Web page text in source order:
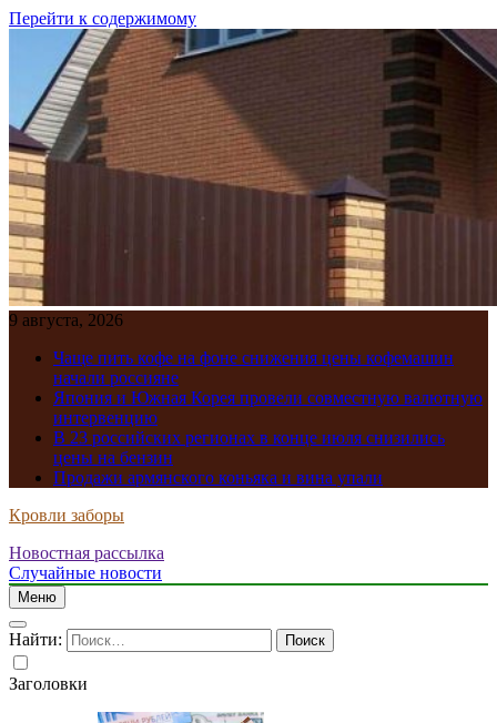
Перейти к содержимому
9 августа, 2026
Чаще пить кофе на фоне снижения цены кофемашин
начали россияне
Япония и Южная Корея провели совместную валютную
интервенцию
В 23 российских регионах в конце июля снизились
цены на бензин
Продажи армянского коньяка и вина упали
Кровли заборы
Новостная рассылка
Случайные новости
Меню
Найти:
Заголовки